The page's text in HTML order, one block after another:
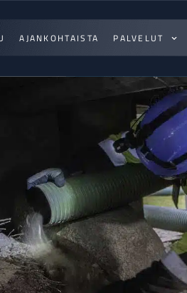
AJANKOHTAISTA PALVELUT